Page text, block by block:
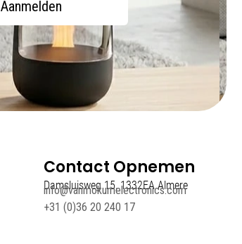
Aanmelden
Contact Opnemen
Damsluisweg 15, 1332EA Almere
info@vanmokumelectronics.com
+31 (0)36 20 240 17